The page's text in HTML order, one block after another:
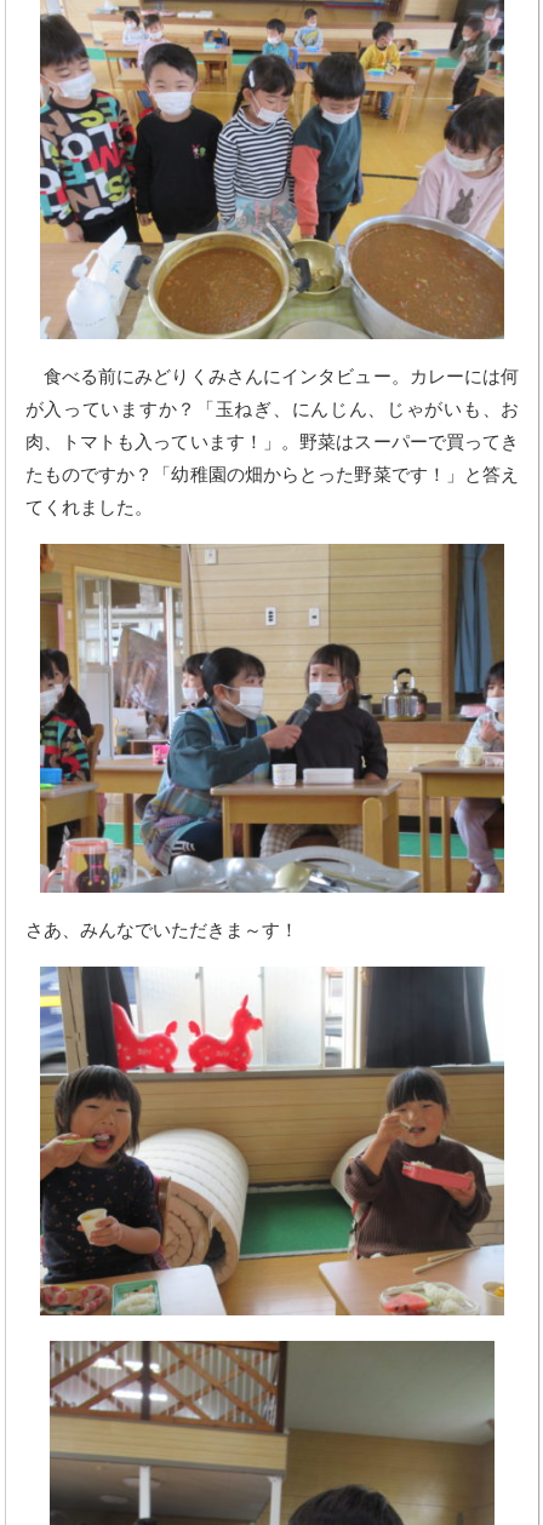
食べる前にみどりくみさんにインタビュー。カレーには何
が入っていますか？「玉ねぎ、にんじん、じゃがいも、お
肉、トマトも入っています！」。野菜はスーパーで買ってき
たものですか？「幼稚園の畑からとった野菜です！」と答え
てくれました。
さあ、みんなでいただきま～す！